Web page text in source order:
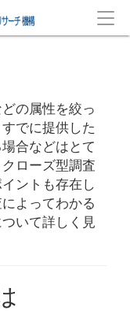
の属性を絞っ
でに提供した
合などはとて
ローズ型調査
ントも存在し
よってわかる
いて詳しく見